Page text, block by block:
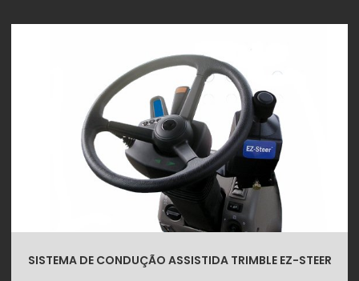
SISTEMA DE CONDUÇÃO ASSISTIDA TRIMBLE EZ-STEER